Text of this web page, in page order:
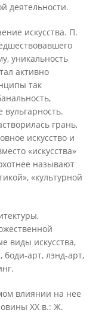
деятельности.
искусства. П.
уникальность
активно
так
грань,
искусство и
«искусства»
называют
«культурной
виды искусства,
арт, лэнд-арт,
влиянии на нее
XX в.: Ж.